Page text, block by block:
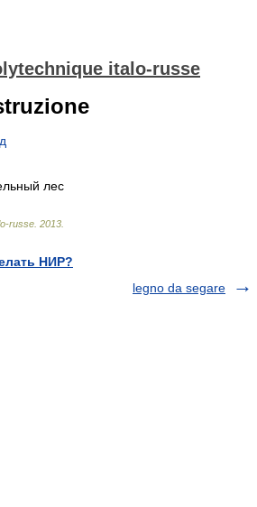
italo-russe
лес
russe 2013
НИР?
legno da segare